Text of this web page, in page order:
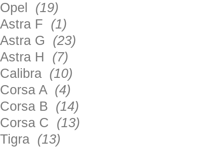
Opel (19)
Astra F (1)
Astra G (23)
Astra H (7)
Calibra (10)
Corsa A (4)
Corsa B (14)
Corsa C (13)
Tigra (13)